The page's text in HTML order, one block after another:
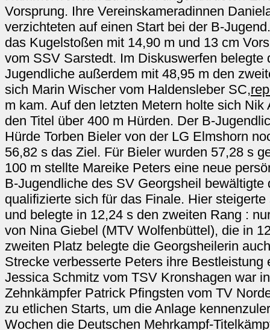
Vorsprung. Ihre Vereinskameradinnen
verzichteten auf einen Start bei der B-
das Kugelstoßen mit 14,90 m und 13 cm
vom SSV Sarstedt. Im Diskuswerfen belegte
Jugendliche außerdem mit 48,95 m den
sich Marin Wischer vom Haldensleber SC,
m kam. Auf den letzten Metern holte sich
den Titel über 400 m Hürden. Der B-
Hürde Torben Bieler von der LG Elmshorn
56,82 s das Ziel. Für Bieler wurden 57,28 s
100 m stellte Mareike Peters eine neue
B-Jugendliche des SV Georgsheil
qualifizierte sich für das Finale. Hier
und belegte in 12,24 s den zweiten Rang :
von Nina Giebel (MTV Wolfenbüttel), die in
zweiten Platz belegte die Georgsheilerin
Strecke verbesserte Peters ihre Bestleistung
Jessica Schmitz vom TSV Kronshagen war
Zehnkämpfer Patrick Pfingsten vom TV
zu etlichen Starts, um die Anlage
Wochen die Deutschen Mehrkampf-